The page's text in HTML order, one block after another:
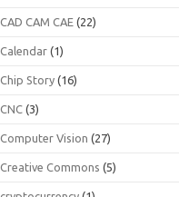
CAD CAM CAE (22)
Calendar (1)
Chip Story (16)
CNC (3)
Computer Vision (27)
Creative Commons (5)